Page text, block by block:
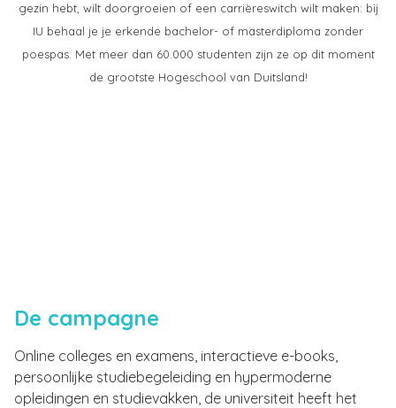
gezin hebt, wilt doorgroeien of een carrièreswitch wilt maken: bij
IU behaal je je erkende bachelor- of masterdiploma zonder
poespas. Met meer dan 60.000 studenten zijn ze op dit moment
de grootste Hogeschool van Duitsland!
De campagne
Online colleges en examens, interactieve e-books,
persoonlijke studiebegeleiding en hypermoderne
opleidingen en studievakken, de universiteit heeft het